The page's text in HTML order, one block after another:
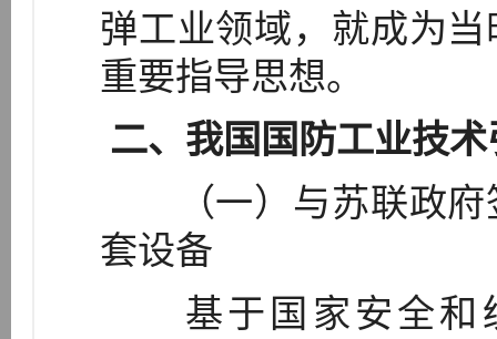
弹工业领域，就成为
重要指导思想。
二、我国国防工业技
（一）与苏联政府
套设备
基于国家安全和